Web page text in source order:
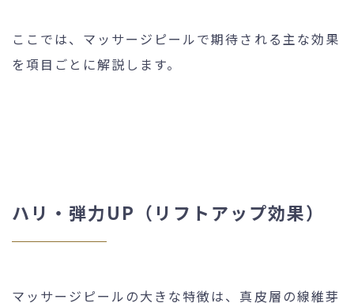
ここでは、マッサージピールで期待される主な効果
を項目ごとに解説します。
ハリ・弾力UP（リフトアップ効果）
マッサージピールの大きな特徴は、真皮層の線維芽